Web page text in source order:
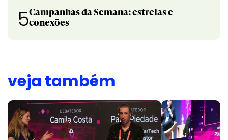
5Campanhas da Semana: estrelas e
conexões
veja também